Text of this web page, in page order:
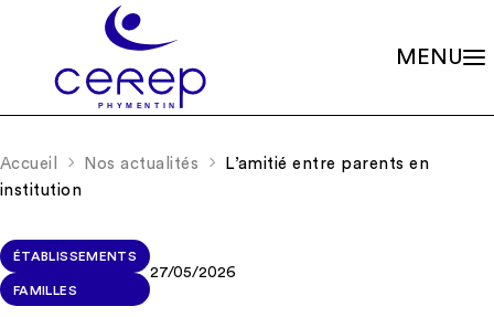
MENU
L'association
Gouvernance
Siège social
Démarche qualité
Partenariats
Rapports d’activité
Notre éthique
Les familles associées
Le soin psychique
Les soins en accueils de jour
Les soins en centres de consultations
Accueil Nos actualités
L’amitié entre parents en
institution
ÉTABLISSEMENTS
FAMILLES
27/05/2026